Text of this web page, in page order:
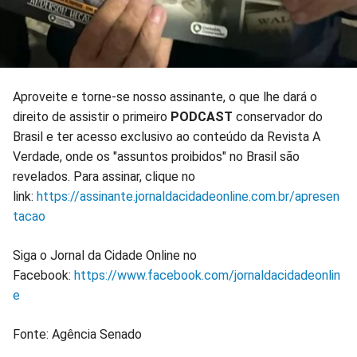
Aproveite e torne-se nosso assinante, o que lhe dará o
direito de assistir o primeiro PODCAST conservador do
Brasil e ter acesso exclusivo ao conteúdo da Revista A
Verdade, onde os "assuntos proibidos" no Brasil são
revelados. Para assinar, clique no
link: https://assinante.jornaldacidadeonline.com.br/apresen
tacao
Siga o Jornal da Cidade Online no
Facebook: https://www.facebook.com/jornaldacidadeonlin
e
Fonte: Agência Senado